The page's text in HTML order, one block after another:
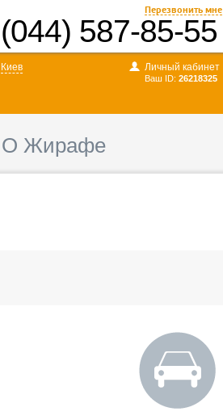
Перезвонить мне
(044) 587-85-55
Личный кабинет
Ваш ID: 26218325
Киев
О Жирафе